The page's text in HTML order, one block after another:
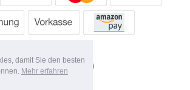
damit Sie den besten
Mehr erfahren